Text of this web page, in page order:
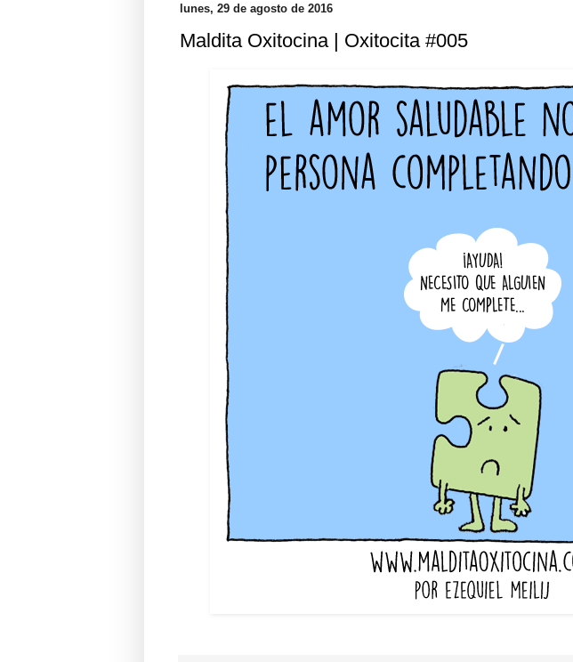
lunes, 29 de agosto de 2016
Maldita Oxitocina | Oxitocita #005